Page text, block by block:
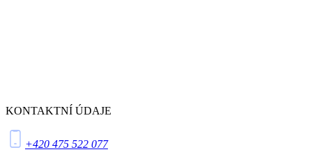
KONTAKTNÍ ÚDAJE
+420 475 522 077